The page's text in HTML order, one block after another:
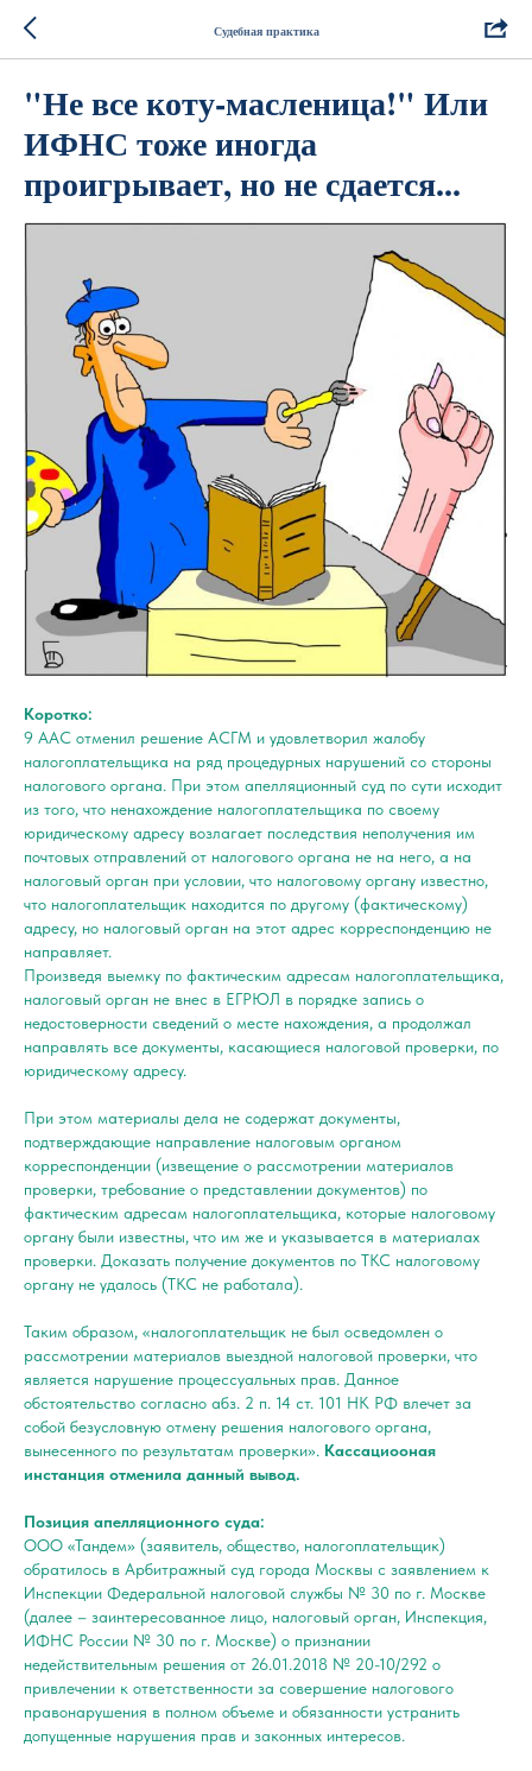
Судебная практика
"Не все коту-масленица!" Или
ИФНС тоже иногда
проигрывает, но не сдается...
Коротко:
9 ААС отменил решение АСГМ и удовлетворил жалобу
налогоплательщика на ряд процедурных нарушений со стороны
налогового органа. При этом апелляционный суд по сути исходит
из того, что ненахождение налогоплательщика по своему
юридическому адресу возлагает последствия неполучения им
почтовых отправлений от налогового органа не на него, а на
налоговый орган при условии, что налоговому органу известно,
что налогоплательщик находится по другому (фактическому)
адресу, но налоговый орган на этот адрес корреспонденцию не
направляет.
Произведя выемку по фактическим адресам налогоплательщика,
налоговый орган не внес в ЕГРЮЛ в порядке запись о
недостоверности сведений о месте нахождения, а продолжал
направлять все документы, касающиеся налоговой проверки, по
юридическому адресу.
При этом материалы дела не содержат документы,
подтверждающие направление налоговым органом
корреспонденции (извещение о рассмотрении материалов
проверки, требование о представлении документов) по
фактическим адресам налогоплательщика, которые налоговому
органу были известны, что им же и указывается в материалах
проверки. Доказать получение документов по ТКС налоговому
органу не удалось (ТКС не работала).
Таким образом, «налогоплательщик не был осведомлен о
рассмотрении материалов выездной налоговой проверки, что
является нарушение процессуальных прав. Данное
обстоятельство согласно абз. 2 п. 14 ст. 101 НК РФ влечет за
собой безусловную отмену решения налогового органа,
вынесенного по результатам проверки». Кассациооная
инстанция отменила данный вывод.
Позиция апелляционного суда:
ООО «Тандем» (заявитель, общество, налогоплательщик)
обратилось в Арбитражный суд города Москвы с заявлением к
Инспекции Федеральной налоговой службы № 30 по г. Москве
(далее – заинтересованное лицо, налоговый орган, Инспекция,
ИФНС России № 30 по г. Москве) о признании
недействительным решения от 26.01.2018 № 20-10/292 о
привлечении к ответственности за совершение налогового
правонарушения в полном объеме и обязанности устранить
допущенные нарушения прав и законных интересов.